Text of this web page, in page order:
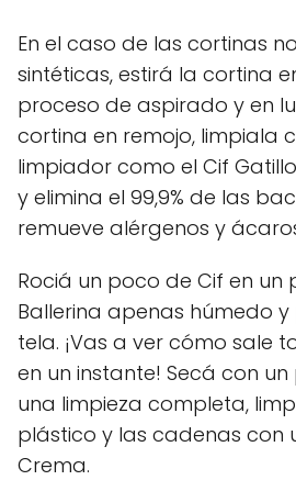
En el caso de las cortinas
sintéticas, estirá la cortina
proceso de aspirado y en
cortina en remojo, limpiala
limpiador como el Cif
y elimina el 99,9% de las
remueve alérgenos y
Rociá un poco de Cif en un
Ballerina apenas húmedo
tela. ¡Vas a ver cómo sale
en un instante! Secá con
una limpieza completa,
plástico y las cadenas con
Crema.